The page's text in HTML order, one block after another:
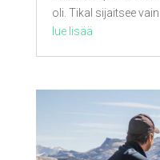
oli. Tikal sijaitsee
lue lisää